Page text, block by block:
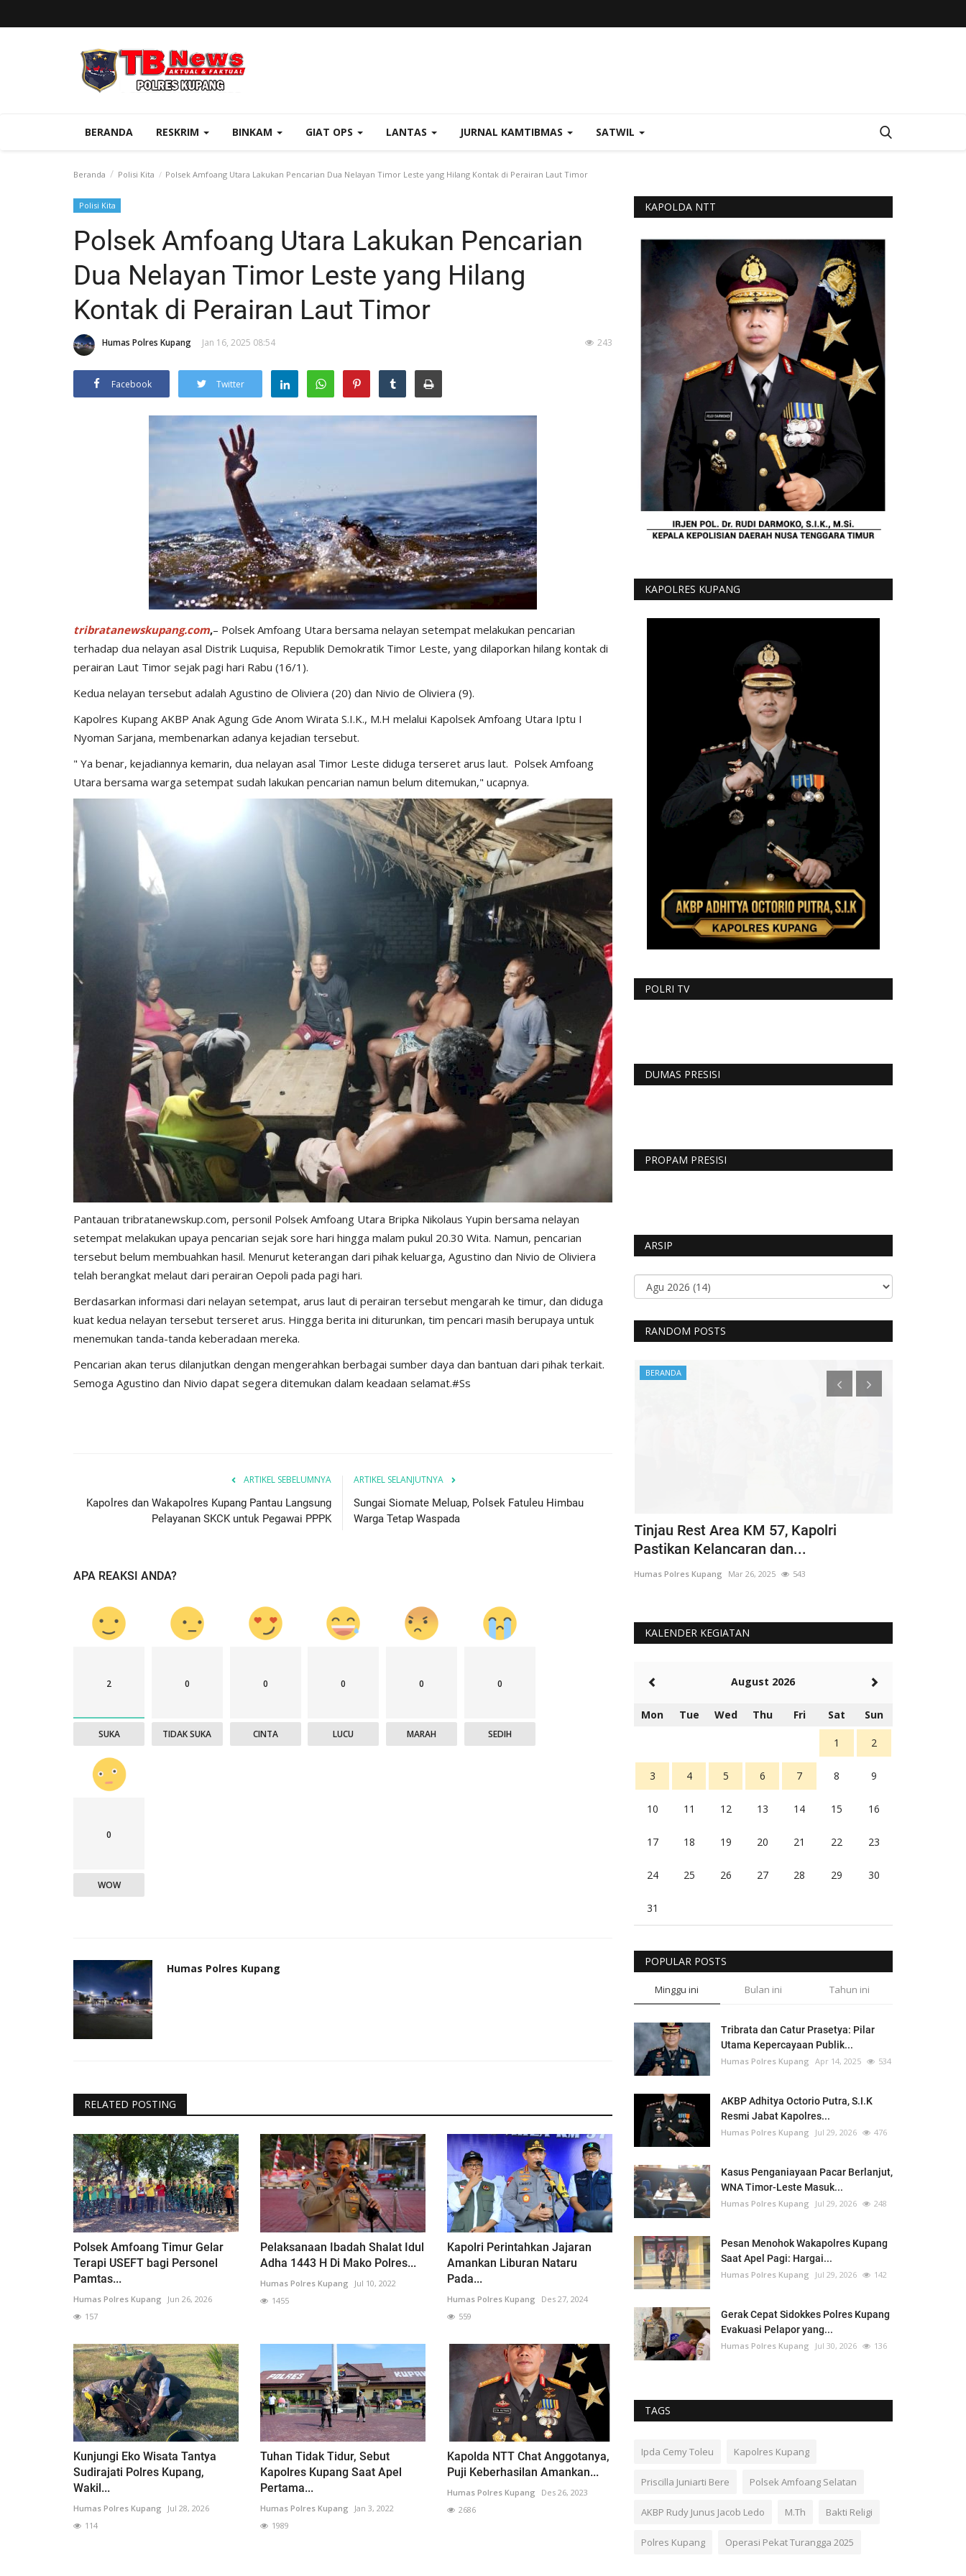
BERANDA RESKRIM BINKAM GIAT OPS LANTAS JURNAL KAMTIBMAS SATWIL
Beranda Polisi Kita Polsek Amfoang Utara Lakukan Pencarian Dua Nelayan Timor Leste yang Hilang Kontak di Perairan Laut Timor
Polisi Kita
Polsek Amfoang Utara Lakukan Pencarian
Dua Nelayan Timor Leste yang Hilang
Kontak di Perairan Laut Timor
Humas Polres Kupang Jan 16, 2025 08:54 243
Facebook Twitter
tribratanewskupang.com,– Polsek Amfoang Utara bersama nelayan setempat melakukan pencarian
terhadap dua nelayan asal Distrik Luquisa, Republik Demokratik Timor Leste, yang dilaporkan hilang kontak di
perairan Laut Timor sejak pagi hari Rabu (16/1).
Kedua nelayan tersebut adalah Agustino de Oliviera (20) dan Nivio de Oliviera (9).
Kapolres Kupang AKBP Anak Agung Gde Anom Wirata S.I.K., M.H melalui Kapolsek Amfoang Utara Iptu I
Nyoman Sarjana, membenarkan adanya kejadian tersebut.
" Ya benar, kejadiannya kemarin, dua nelayan asal Timor Leste diduga terseret arus laut. Polsek Amfoang
Utara bersama warga setempat sudah lakukan pencarian namun belum ditemukan," ucapnya.
Pantauan tribratanewskup.com, personil Polsek Amfoang Utara Bripka Nikolaus Yupin bersama nelayan
setempat melakukan upaya pencarian sejak sore hari hingga malam pukul 20.30 Wita. Namun, pencarian
tersebut belum membuahkan hasil. Menurut keterangan dari pihak keluarga, Agustino dan Nivio de Oliviera
telah berangkat melaut dari perairan Oepoli pada pagi hari.
Berdasarkan informasi dari nelayan setempat, arus laut di perairan tersebut mengarah ke timur, dan diduga
kuat kedua nelayan tersebut terseret arus. Hingga berita ini diturunkan, tim pencari masih berupaya untuk
menemukan tanda-tanda keberadaan mereka.
Pencarian akan terus dilanjutkan dengan mengerahkan berbagai sumber daya dan bantuan dari pihak terkait.
Semoga Agustino dan Nivio dapat segera ditemukan dalam keadaan selamat.#Ss
ARTIKEL SEBELUMNYA
Kapolres dan Wakapolres Kupang Pantau Langsung
Pelayanan SKCK untuk Pegawai PPPK
ARTIKEL SELANJUTNYA
Sungai Siomate Meluap, Polsek Fatuleu Himbau
Warga Tetap Waspada
APA REAKSI ANDA?
2
SUKA
0
TIDAK SUKA
0
CINTA
0
LUCU
0
MARAH
0
SEDIH
0
WOW
Humas Polres Kupang
RELATED POSTING
Polsek Amfoang Timur Gelar
Terapi USEFT bagi Personel
Pamtas...
Humas Polres Kupang
Jun 26, 2026
157
Pelaksanaan Ibadah Shalat Idul
Adha 1443 H Di Mako Polres...
Humas Polres Kupang
Jul 10, 2022
1455
Kapolri Perintahkan Jajaran
Amankan Liburan Nataru
Pada...
Humas Polres Kupang
Des 27, 2024
559
Kunjungi Eko Wisata Tantya
Sudirajati Polres Kupang,
Wakil...
Humas Polres Kupang
Jul 28, 2026
114
Tuhan Tidak Tidur, Sebut
Kapolres Kupang Saat Apel
Pertama...
Humas Polres Kupang
Jan 3, 2022
1989
Kapolda NTT Chat Anggotanya,
Puji Keberhasilan Amankan...
Humas Polres Kupang
Des 26, 2023
2686
KAPOLDA NTT
KAPOLRES KUPANG
POLRI TV
DUMAS PRESISI
PROPAM PRESISI
ARSIP
RANDOM POSTS
Kapolres kupang AKBP ALDINAN,
Humas Polres Kupang
Kapolres Kupang Pimpin Sertijab Dua
BERANDA
Tinjau Rest Area KM 57, Kapolri
Pastikan Kelancaran dan...
Humas Polres Kupang Mar 26, 2025 543
KALENDER KEGIATAN
August 2026
Mon Tue Wed Thu Fri Sat Sun
1 2
3 4 5 6 7 8 9
10 11 12 13 14 15 16
17 18 19 20 21 22 23
24 25 26 27 28 29 30
31
POPULAR POSTS
Minggu ini Bulan ini Tahun ini
Tribrata dan Catur Prasetya: Pilar
Utama Kepercayaan Publik...
Humas Polres Kupang Apr 14, 2025 534
AKBP Adhitya Octorio Putra, S.I.K
Resmi Jabat Kapolres...
Humas Polres Kupang Jul 29, 2026 476
Kasus Penganiayaan Pacar Berlanjut,
WNA Timor-Leste Masuk...
Humas Polres Kupang Jul 29, 2026 248
Pesan Menohok Wakapolres Kupang
Saat Apel Pagi: Hargai...
Humas Polres Kupang Jul 29, 2026 142
Gerak Cepat Sidokkes Polres Kupang
Evakuasi Pelapor yang...
Humas Polres Kupang Jul 30, 2026 136
TAGS
Ipda Cemy Toleu Kapolres Kupang
Priscilla Juniarti Bere Polsek Amfoang Selatan
AKBP Rudy Junus Jacob Ledo M.Th Bakti Religi
Polres Kupang Operasi Pekat Turangga 2025